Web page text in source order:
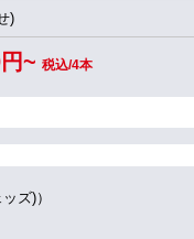
)
~ 税込/4本
ズ)）